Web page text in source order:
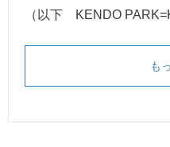
（以下 KENDO
も